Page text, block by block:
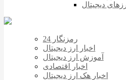
دیجیتال
رمزنگار 24
اخبار ارز دیجیتال
آموزش ارز دیجیتال
اخبار اقتصادی
اخبار هک ارز دیجیتال